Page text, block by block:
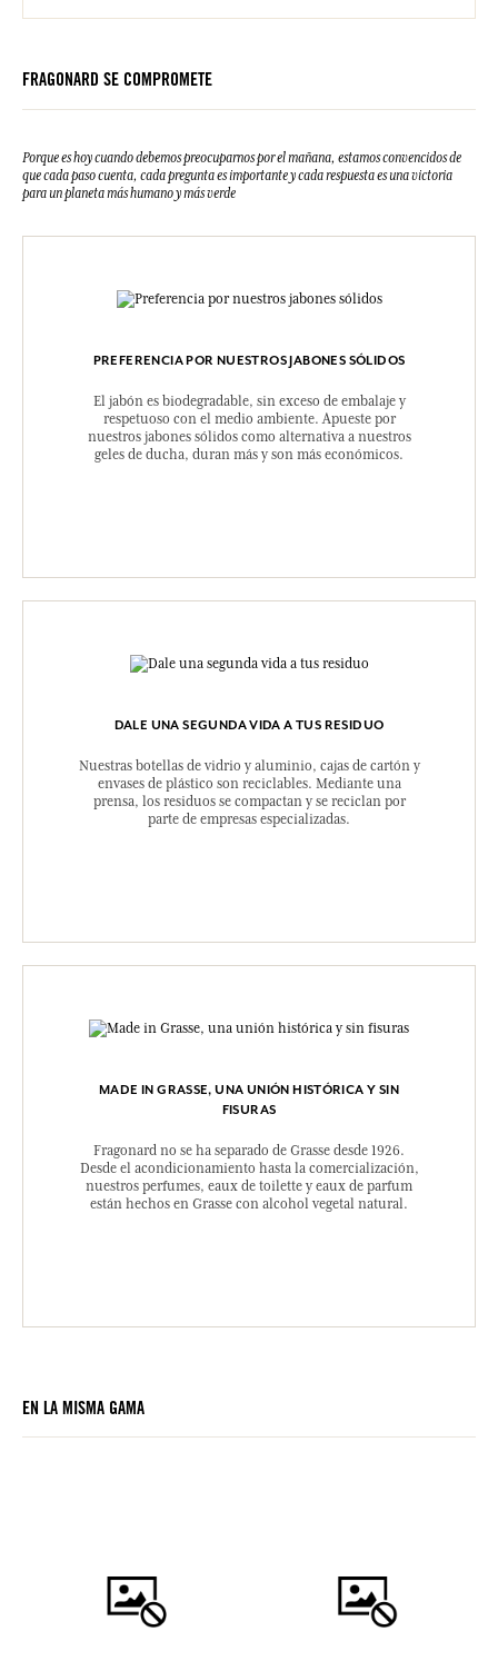
FRAGONARD SE COMPROMETE
Porque es hoy cuando debemos preocuparnos por el mañana, estamos convencidos de
que cada paso cuenta, cada pregunta es importante y cada respuesta es una victoria
para un planeta más humano y más verde
PREFERENCIA POR NUESTROS JABONES SÓLIDOS
El jabón es biodegradable, sin exceso de embalaje y
respetuoso con el medio ambiente. Apueste por
nuestros jabones sólidos como alternativa a nuestros
geles de ducha, duran más y son más económicos.
DALE UNA SEGUNDA VIDA A TUS RESIDUO
Nuestras botellas de vidrio y aluminio, cajas de cartón y
envases de plástico son reciclables. Mediante una
prensa, los residuos se compactan y se reciclan por
parte de empresas especializadas.
MADE IN GRASSE, UNA UNIÓN HISTÓRICA Y SIN
FISURAS
Fragonard no se ha separado de Grasse desde 1926.
Desde el acondicionamiento hasta la comercialización,
nuestros perfumes, eaux de toilette y eaux de parfum
están hechos en Grasse con alcohol vegetal natural.
EN LA MISMA GAMA